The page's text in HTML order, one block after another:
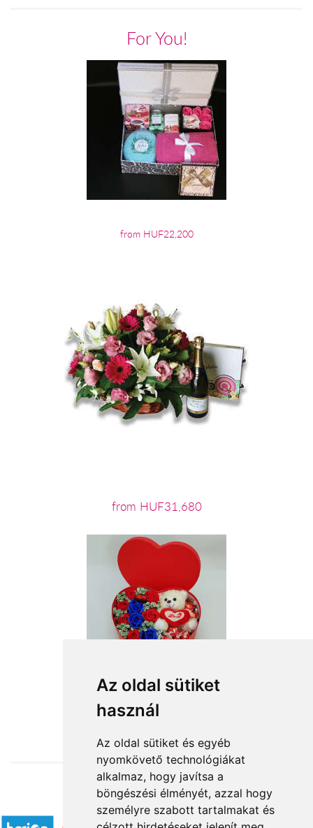
Az oldal sütiket
használ
Az oldal sütiket és egyéb
nyomkövető technológiákat
alkalmaz, hogy javítsa a
böngészési élményét, azzal hogy
személyre szabott tartalmakat és
For You!
from HUF22,200
from HUF31,680
from HUF15,840
Accepted payment methods